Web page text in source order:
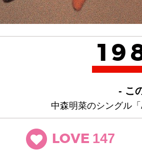
- こ
中森明菜のシングル
LOVE 147